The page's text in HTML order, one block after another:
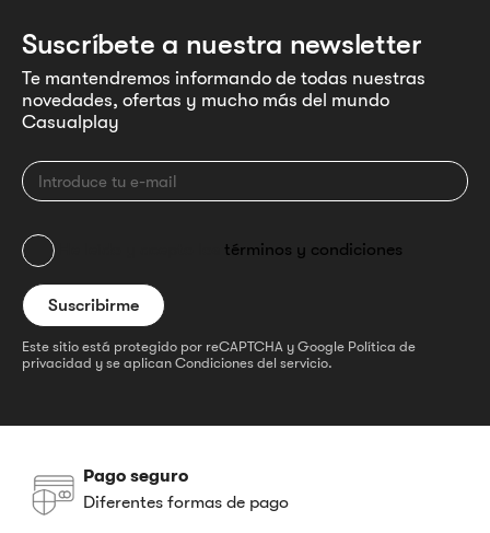
Suscríbete a nuestra newsletter
Te mantendremos informando de todas nuestras
novedades, ofertas y mucho más del mundo
Casualplay
términos y condiciones
Este sitio está protegido por reCAPTCHA y Google Política de
privacidad y se aplican Condiciones del servicio.
Pago seguro
Diferentes formas de pago